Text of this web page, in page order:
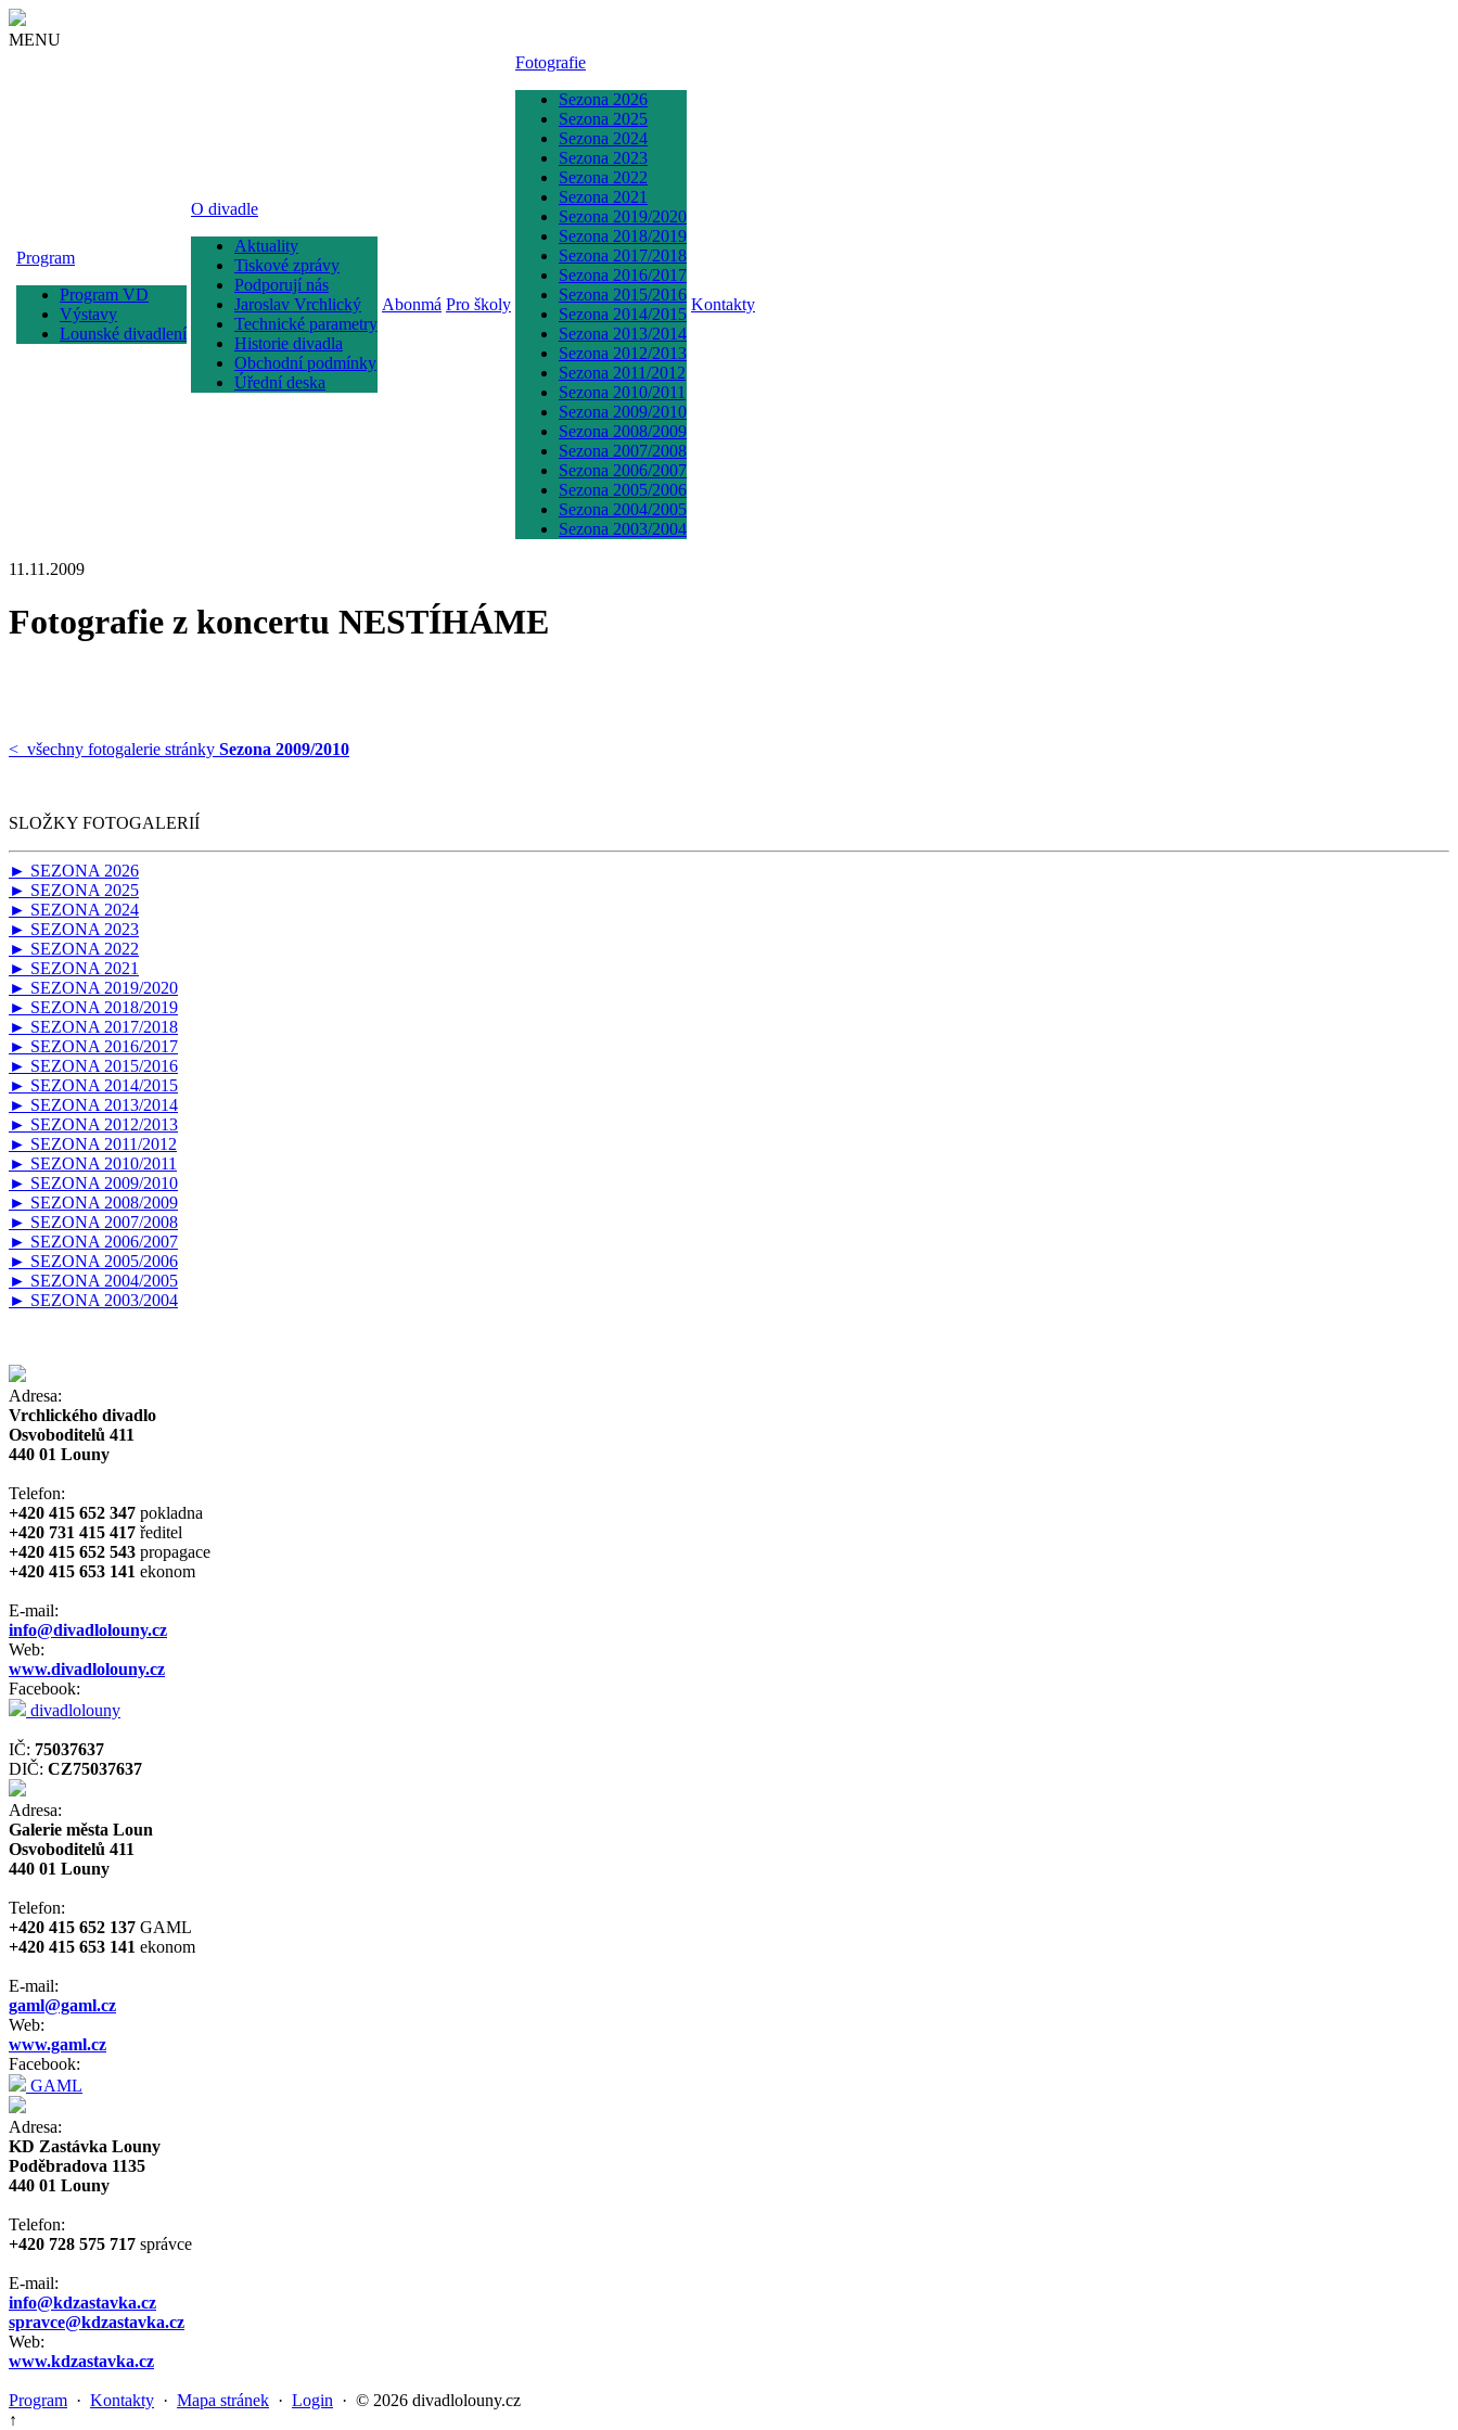
MENU
Program
Program VD
Výstavy
Lounské divadlení
O divadle
Aktuality
Tiskové zprávy
Podporují nás
Jaroslav Vrchlický
Technické parametry
Historie divadla
Obchodní podmínky
Úřední deska
Abonmá Pro školy
Fotografie
Sezona 2026
Sezona 2025
Sezona 2024
Sezona 2023
Sezona 2022
Sezona 2021
Sezona 2019/2020
Sezona 2018/2019
Sezona 2017/2018
Sezona 2016/2017
Sezona 2015/2016
Sezona 2014/2015
Sezona 2013/2014
Sezona 2012/2013
Sezona 2011/2012
Sezona 2010/2011
Sezona 2009/2010
Sezona 2008/2009
Sezona 2007/2008
Sezona 2006/2007
Sezona 2005/2006
Sezona 2004/2005
Sezona 2003/2004
Kontakty
11.11.2009
Fotografie z koncertu NESTÍHÁME
< všechny fotogalerie stránky Sezona 2009/2010
SLOŽKY FOTOGALERIÍ
► SEZONA 2026
► SEZONA 2025
► SEZONA 2024
► SEZONA 2023
► SEZONA 2022
► SEZONA 2021
► SEZONA 2019/2020
► SEZONA 2018/2019
► SEZONA 2017/2018
► SEZONA 2016/2017
► SEZONA 2015/2016
► SEZONA 2014/2015
► SEZONA 2013/2014
► SEZONA 2012/2013
► SEZONA 2011/2012
► SEZONA 2010/2011
► SEZONA 2009/2010
► SEZONA 2008/2009
► SEZONA 2007/2008
► SEZONA 2006/2007
► SEZONA 2005/2006
► SEZONA 2004/2005
► SEZONA 2003/2004
Adresa:
Vrchlického divadlo
Osvoboditelů 411
440 01 Louny
Telefon:
+420 415 652 347 pokladna
+420 731 415 417 ředitel
+420 415 652 543 propagace
+420 415 653 141 ekonom
E-mail:
info@divadlolouny.cz
Web:
www.divadlolouny.cz
Facebook:
divadlolouny
IČ: 75037637
DIČ: CZ75037637
Adresa:
Galerie města Loun
Osvoboditelů 411
440 01 Louny
Telefon:
+420 415 652 137 GAML
+420 415 653 141 ekonom
E-mail:
gaml@gaml.cz
Web:
www.gaml.cz
Facebook:
GAML
Adresa:
KD Zastávka Louny
Poděbradova 1135
440 01 Louny
Telefon:
+420 728 575 717 správce
E-mail:
info@kdzastavka.cz
spravce@kdzastavka.cz
Web:
www.kdzastavka.cz
Program · Kontakty · Mapa stránek · Login · © 2026 divadlolouny.cz
↑